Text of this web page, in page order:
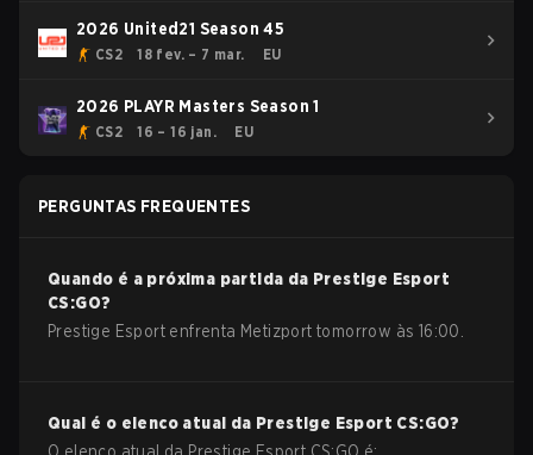
2026 United21 Season 45
CS2 18 fev. – 7 mar. EU
2026 PLAYR Masters Season 1
CS2 16 – 16 jan. EU
PERGUNTAS FREQUENTES
Quando é a próxima partida da Prestige Esport
CS:GO?
Prestige Esport enfrenta Metizport tomorrow às 16:00.
Qual é o elenco atual da Prestige Esport CS:GO?